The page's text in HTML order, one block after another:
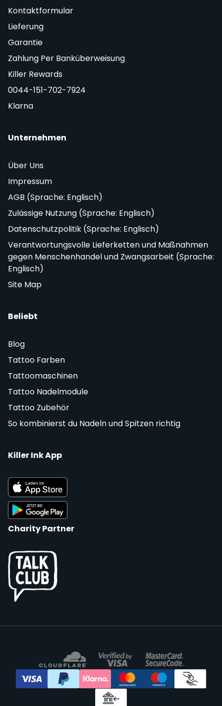
Kontaktformular
Lieferung
Garantie
Zahlung Per Banküberweisung
Killer Rewards
0044-151-702-7924
Klarna
Unternehmen
Über Uns
Impressum
AGB (Sprache: Englisch)
Zulässige Nutzung (Sprache: Englisch)
Datenschutzpolitik (Sprache: Englisch)
Verantwortungsvolle Lieferketten und Maßnahmen
gegen Menschenhandel und Zwangsarbeit (Sprache:
Englisch)
Site Map
Beliebt
Blog
Tattoo Farben
Tattoomaschinen
Tattoo Nadelmodule
Tattoo Zubehör
So kombinierst du Nadeln und Spitzen richtig
Killer Ink App
Charity Partner